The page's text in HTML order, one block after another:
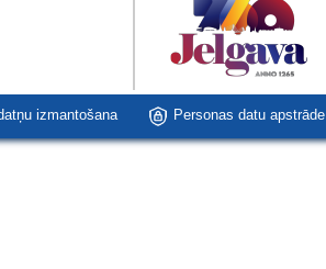
izmantošana Personas datu apstrāde